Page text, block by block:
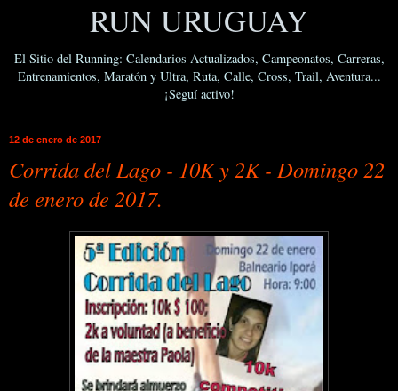
RUN URUGUAY
El Sitio del Running: Calendarios Actualizados, Campeonatos, Carreras,
Entrenamientos, Maratón y Ultra, Ruta, Calle, Cross, Trail, Aventura...
¡Seguí activo!
12 de enero de 2017
Corrida del Lago - 10K y 2K - Domingo 22
de enero de 2017.